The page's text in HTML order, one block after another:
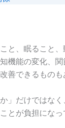
と、眠ること
機能の変化、
善できるものも
」だけではな
とが負担になっ